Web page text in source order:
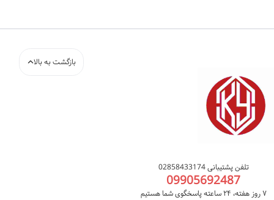
تلفن پشتیبانی 02858433174
09905692487
۷ روز هفته، ۲۴ ساعته پاسخگوی شما هستیم
بازگشت به بالا